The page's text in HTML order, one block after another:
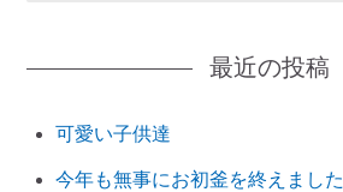
最近の投稿
可愛い子供達
今年も無事にお初釜を終えました